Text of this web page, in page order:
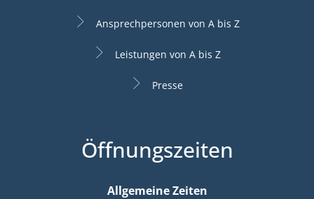
Ansprechpersonen von A bis Z
Leistungen von A bis Z
Presse
Öffnungszeiten
Allgemeine Zeiten